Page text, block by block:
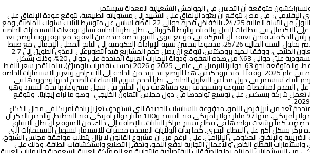
متوقعة أن التحسن في الهوامش التشغيلية المعدلة سيستمر.
الإقليمي:في مصر، نتوقع أن يعود الإنفاق على التشييد إلى مستوياته الطبيعية، نتوقع عودة الإنفاق على
قطاع التشييد لمستويات طبيعية مدفوعًا بتراجع حاد في الاستثمارات العامة، التي شكلت حوالي 36% من إجمالي الاستثمارات خلال النصف الأول من السنة المالية 24/25، بانخفاض قدره حوالي 22 نقطة أساس عن متوسط الثلاث سنوات الماضية, ومع
في قطاعات النقل والمياه والربط الكهربائي. تظل نظرتنا إيجابية بشأن توقعات الاستثمارات الخاصة
رأس الحكمة، فنحن نعتقد أن الشركة في موقع قوي للفوز بحصة جيدة من العقود مع توفر رؤية أوضح بعد
انتهاء شركة مدن القابضة من المخطط الرئيسي العام للمشروع. كما نتوقع تحسنًا في تحصيلات الشركة من مشروعاتها تحت التنفيذ في مصر بحلول السنة المالية 25/26، مدفوعاً بتحسن نسبة الإيرادات الحكومية إلى الناتج المحلي الإجمالي مع ضبط
نسبة الإنفاق إلى الناتج المحلي الإجمالي، وذلك وفقًا لتقديرات صندوق النقد الدولي الصادرة في أبريل 2025. بالانتقال إلى دول مجلس التعاون الخليجي، ووفقاً لـميد بروجكتس، يُتوقع أن يصل حجم المشاريع قيد التطويرعلى المدى الطويل إلى 2.7
تريليون دولار أمريكي، مع توقع ترسية عقود بقيمة 235 مليار دولار أمريكي خلال الـ 6 إلى 12 شهراً القادمة. وتستحوذ المملكة العربية السعودية على حوالي 63% من هذه العقود، ودولة الإمارات العربية المتحدة على حوالي 20%، وذلك بشكل
رئيسي في قطاعات الإنشاءات والنقل والطاقة. ومع ذلك، قد تتعرض ميزانيات دول مجلس التعاون الخليجي لضغوط بسبب تراجع أسعار النفط، والمتوقعة نحو 63 دولاراً للبرميل في عامي 2025 و 2026 (حسب تقديرات بلومبرغ)، بينما يُقدر سعر النفط
اللازم لتحقيق توازن الميزانية العامة بحوالي 93 دولاراً للبرميل للمملكة العربية السعودية و 50 دولاراً للبرميل لدولة الإمارات العربية المتحدة في عام 2025 وفقاً لـ ميد بروجكتس، هذا الوضع قد يزيد من الحاجة إلى الاقتراض وتعزيز الاستثمارات الخاصة
البناء سيستمر في دول مجلس التعاون الخليجي، نظراً لحجم سوق الإنشاءات الضخم لديها وجهودها في
على التقدم لمناقصات متنوعة وتستهدف رفع مساهمة دول الخليج في سجل مشروعاتها تحت التنفيذ وهو
تعمل شركة بيسكس على توسيع تواجدها في دول مجلس التعاون الخليجي وهو ما نراه إيجابيًا. ونتوقع
تُعد من أبرز فرص النمو، مدفوعة بالسياسات الجديدة التي تستهدف تعزيز ريادة أمريكا في مجال الذكاء
الاصطناعي، وتوسيع قدرة الوصول إلى الطاقة بأسعار معقولة.ووفقاً لـ ‘جلوبال داتا’، يبلغ إجمالي حافظة مشاريع مراكز البيانات 279 مليار دولار أمريكي، منها 97 مليار دولار أمريكي قيد التنفيذ و180 مليار دولار أمريكي قيد التخطيط. والجدير بالذكر أن
كما وسّعت تواجدها في قطاع تشييد مراكز البيانات. بالإضافة إلى ذلك، من المتوقع أن يظل الإنفاق
قوياً حتى عام 2026 بدعم قانون البنية التحتية الفيدرالي، الذي سُنَّ في عام 2021، مع سياسات جديدة تُركِّز بشكل أكبر على القطاع البحري. كما بدأت الولايات المتحدة محفزات للاستثمار لتسهيل الاستثمارات التي
والإنفاق الحكومي الإلزامي. على الرغم من أن مشروع القانون لا يزال يتطلب موافقة مجلس الشيوخ،
واستثمارات القطاع الخاص والأعمال التجارية لدفع النمو، وتحفيز التصنيع واستكشافات الطاقة، وذلك على